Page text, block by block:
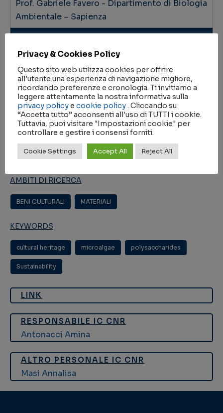
Prof. Gabriele Favero - Dipartimento di Biologia
Ambientale – Sapienza
Istituto Centrale per il Restauro; Università
Sapienza
DATA INIZIO
15/04/2021
DATA FINE
15/10/2023
AMBITI DI RICERCA
BENI CULTURALI MATERIALI
KEYWORDS
cultural heritage microalgae polysaccharides
Sustainability
LINK
RESPONSABILE IC CNR
Antonacci Amina
ALTRO PERSONALE IC CNR
Masi Annalisa
Privacy & Cookies Policy
Questo sito web utilizza cookies per offrire
all'utente una esperienza di navigazione migliore,
ricordando preferenze e cronologia. Ti invitiamo a
leggere attentamente la nostra informativa sulla
privacy policye cookie policy. Cliccando su
“Accetta tutto” acconsenti all'uso di TUTTI i cookie.
Tuttavia, puoi visitare "Impostazioni cookie" per
controllare e gestire i consensi forniti.
Cookie Settings Accept All Reject All